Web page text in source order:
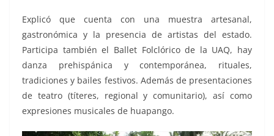
Explicó que cuenta con una muestra artesanal,
gastronómica y la presencia de artistas del estado.
Participa también el Ballet Folclórico de la UAQ, hay
danza prehispánica y contemporánea, rituales,
tradiciones y bailes festivos. Además de presentaciones
de teatro (títeres, regional y comunitario), así como
expresiones musicales de huapango.